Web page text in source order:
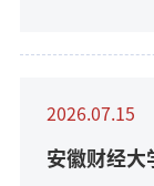
购...
2026.07.15
安徽财经大